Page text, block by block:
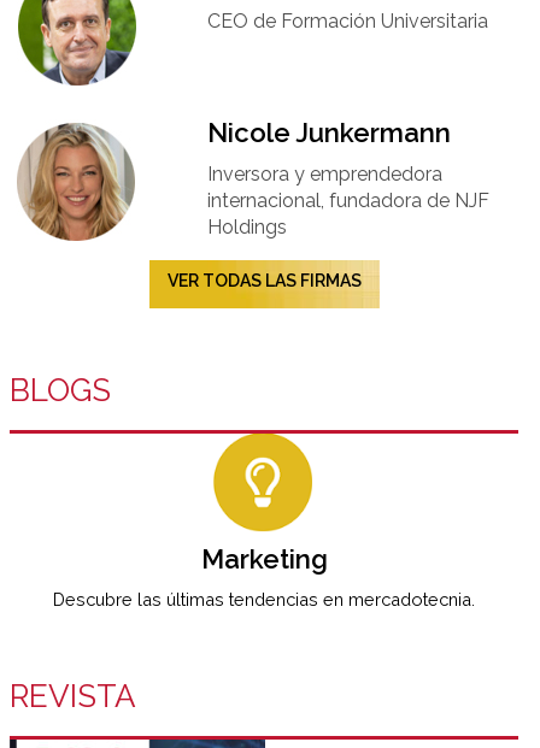
CEO de Formación Universitaria​
Nicole Junkermann​
Inversora y emprendedora
internacional, fundadora de NJF
Holdings
VER TODAS LAS FIRMAS
BLOGS
Marketing
Descubre las últimas tendencias en mercadotecnia.
REVISTA